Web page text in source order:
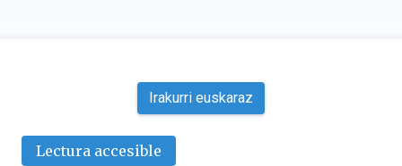
Irakurri euskaraz
Lectura accesible